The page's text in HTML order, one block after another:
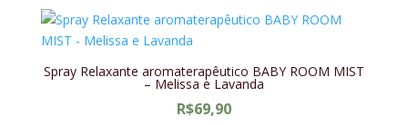
Spray Relaxante aromaterapêutico BABY ROOM MIST
– Melissa e Lavanda
R$69,90